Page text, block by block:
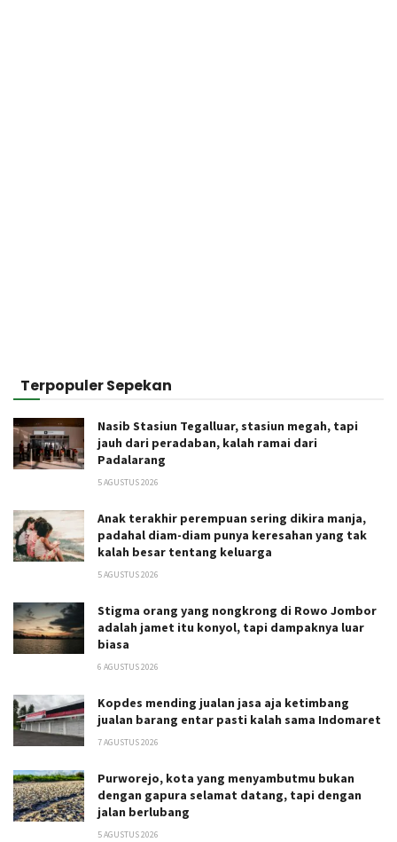
Terpopuler Sepekan
Nasib Stasiun Tegalluar, stasiun megah, tapi
jauh dari peradaban, kalah ramai dari
Padalarang
5 AGUSTUS 2026
Anak terakhir perempuan sering dikira manja,
padahal diam-diam punya keresahan yang tak
kalah besar tentang keluarga
5 AGUSTUS 2026
Stigma orang yang nongkrong di Rowo Jombor
adalah jamet itu konyol, tapi dampaknya luar
biasa
6 AGUSTUS 2026
Kopdes mending jualan jasa aja ketimbang
jualan barang entar pasti kalah sama Indomaret
7 AGUSTUS 2026
Purworejo, kota yang menyambutmu bukan
dengan gapura selamat datang, tapi dengan
jalan berlubang
5 AGUSTUS 2026